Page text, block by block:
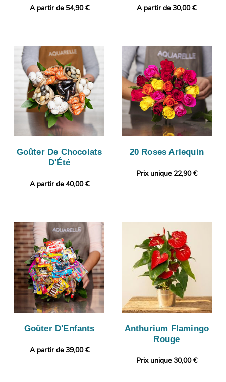
A partir de 54,90 € A partir de 30,00 €
Goûter De Chocolats
D'Été
A partir de 40,00 €
20 Roses Arlequin
Prix unique 22,90 €
Goûter D'Enfants
A partir de 39,00 €
Anthurium Flamingo
Rouge
Prix unique 30,00 €